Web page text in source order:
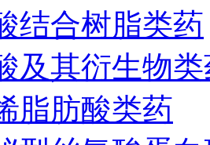
结合树脂类药
及其衍生物
脂肪酸类药